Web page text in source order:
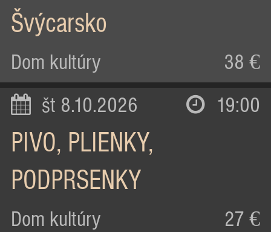
Švýcarsko
Dom kultúry 38 €
št 8.10.2026 19:00
PIVO, PLIENKY,
PODPRSENKY
Dom kultúry 27 €